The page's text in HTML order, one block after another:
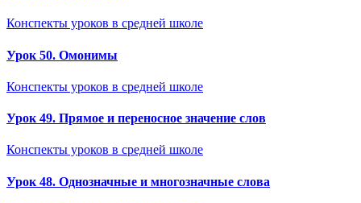
Конспекты уроков в средней школе
Урок 50. Омонимы
Конспекты уроков в средней школе
Урок 49. Прямое и переносное значение слов
Конспекты уроков в средней школе
Урок 48. Однозначные и многозначные слова